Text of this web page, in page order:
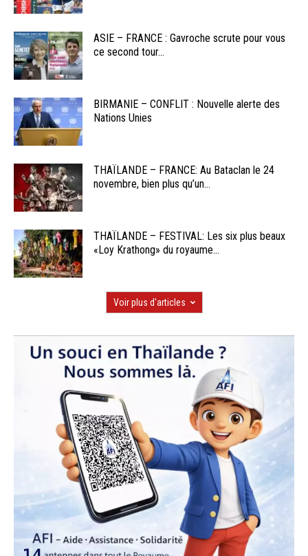
ASIE – FRANCE : Gavroche scrute pour vous
ce second tour...
BIRMANIE – CONFLIT : Nouvelle alerte des
Nations Unies
THAÏLANDE – FRANCE: Au Bataclan le 24
novembre, bien plus qu’un...
THAÏLANDE – FESTIVAL: Les six plus beaux
«Loy Krathong» du royaume...
Voir plus d'articles